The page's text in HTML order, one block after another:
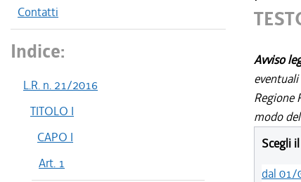
Contatti
Indice:
L.R. n. 21/2016
TITOLO I
CAPO I
Art. 1
Avviso
Regione
modo
Scegli
dal 01/